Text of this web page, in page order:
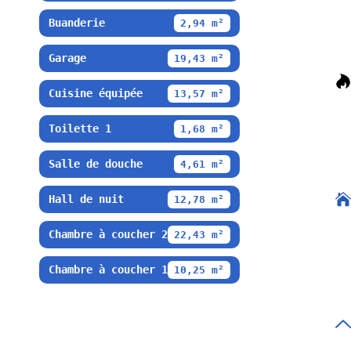
Buanderie 2,94 m²
Garage 19,43 m²
Cuisine équipée 13,57 m²
Toilette 1 1,68 m²
Salle de douche 4,61 m²
Hall de nuit 12,78 m²
Chambre à coucher 2 22,43 m²
Chambre à coucher 1 10,25 m²